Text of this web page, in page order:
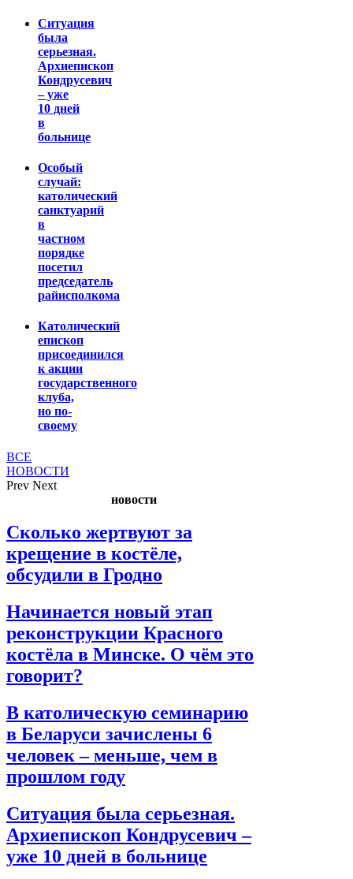
Ситуация
была
серьезная.
Архиепископ
Кондрусевич
– уже
10 дней
в
больнице
Особый
случай:
католический
санктуарий
в
частном
порядке
посетил
председатель
райисполкома
Католический
епископ
присоединился
к акции
государственного
клуба,
но по-
своему
ВСЕ
НОВОСТИ
Prev Next
новости
Сколько жертвуют за
крещение в костёле,
обсудили в Гродно
Начинается новый этап
реконструкции Красного
костёла в Минске. О чём это
говорит?
В католическую семинарию
в Беларуси зачислены 6
человек – меньше, чем в
прошлом году
Ситуация была серьезная.
Архиепископ Кондрусевич –
уже 10 дней в больнице